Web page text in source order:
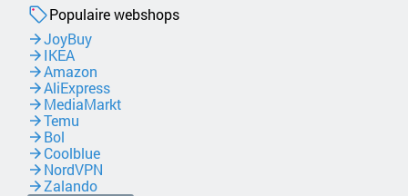
Populaire webshops
JoyBuy
IKEA
Amazon
AliExpress
MediaMarkt
Temu
Bol
Coolblue
NordVPN
Zalando